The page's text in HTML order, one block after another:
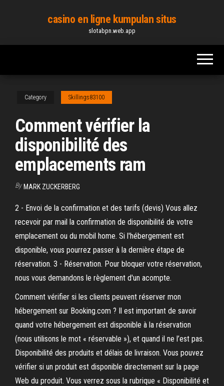
content
casino en ligne kumpulan situs
slotabpn.web.app
Category Skillings83100
Comment vérifier la
disponibilité des
emplacements ram
By MARK ZUCKERBERG
2 - Envoi de la confirmation et des tarifs (devis) Vous allez
recevoir par mail la confirmation de disponibilité de votre
emplacement ou du mobil home. Si l'hébergement est
disponible, vous pourrez passer à la dernière étape de
réservation. 3 - Réservation. Pour bloquer votre réservation,
nous vous demandons le règlement d'un acompte.
Comment vérifier si les clients peuvent réserver mon
hébergement sur Booking.com ? Il est important de savoir
quand votre hébergement est disponible à la réservation
(nous utilisons le mot « réservable »), et quand il ne l’est pas.
Disponibilité des produits et délais de livraison. Vous pouvez
vérifier si un produit est disponible directement sur la page
Web du produit. Vous verrez sous la rubrique « Disponibilité et